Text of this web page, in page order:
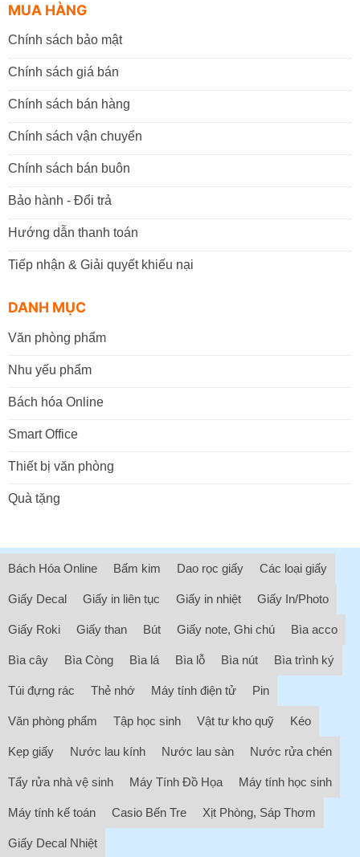
MUA HÀNG
Chính sách bảo mật
Chính sách giá bán
Chính sách bán hàng
Chính sách vận chuyển
Chính sách bán buôn
Bảo hành - Đổi trả
Hướng dẫn thanh toán
Tiếp nhận & Giải quyết khiếu nại
DANH MỤC
Văn phòng phẩm
Nhu yếu phẩm
Bách hóa Online
Smart Office
Thiết bị văn phòng
Quà tặng
Bách Hóa Online Bấm kim Dao rọc giấy Các loại giấy
Giấy Decal Giấy in liên tục Giấy in nhiệt Giấy In/Photo
Giấy Roki Giấy than Bút Giấy note, Ghi chú Bìa acco
Bìa cây Bìa Còng Bìa lá Bìa lỗ Bìa nút Bìa trình ký
Túi đựng rác Thẻ nhớ Máy tính điện tử Pin
Văn phòng phẩm Tập học sinh Vật tư kho quỹ Kéo
Kẹp giấy Nước lau kính Nước lau sàn Nước rửa chén
Tẩy rửa nhà vệ sinh Máy Tính Đồ Họa Máy tính học sinh
Máy tính kế toán Casio Bến Tre Xịt Phòng, Sáp Thơm
Giấy Decal Nhiệt